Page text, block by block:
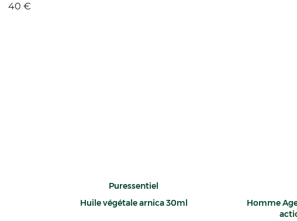
40 €
Puressentiel
Huile végétale arnica 30ml
Homme